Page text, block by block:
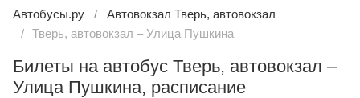
Автобусы.ру
Автовокзал Тверь, автовокзал
Тверь, автовокзал – Улица Пушкина
Билеты на автобус Тверь, автовокзал –
Улица Пушкина, расписание